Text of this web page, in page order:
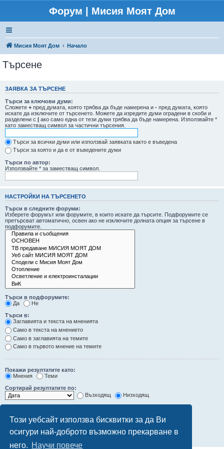
Този уебсайт използва бисквитки за да Ви
осигури най-доброто възможно прекарване в
него. Научи повече
Форум | Мисия Моят Дом
Мисия Моят Дом Начало
Търсене
ЗАЯВКА ЗА ТЪРСЕНЕ
Търси за ключови думи:
Сложете + пред думата, която трябва да бъде намерена и - пред думата, която
искате да изключите от търсенето. Можете да изредите думи оградени в скоби и
разделени с | ако само една от тези думи трябва да бъде намерена. Използвайте *
като заместващ символ за частични търсения.
Търси за всички думи или използвай заявката както е въведена
Търси за която и да е от въведените думи
Търси по автор:
Използвайте * за заместващ символ.
НАСТРОЙКИ НА ТЪРСЕНЕТО
Търси в следните форуми:
Изберете форумът или форумите, в които искате да търсите. Подфорумите се
претърсват автоматично, освен ако не изключите долната опция за търсене в
подфорумите.
Търси в подфорумите:
Да
Не
Търси в:
Заглавията и текста на мненията
Само в текста на мнението
Само в заглавията на темите
Само в първото мнение на темите
Покажи резултатите като:
Мнения
Теми
Сортирай резултатите по:
Възходящ
Низходящ
Покажи първите:
символа от мненията